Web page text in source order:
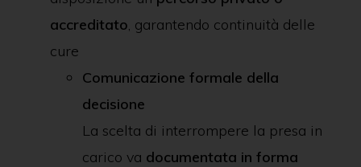
accreditato, garantendo continuità delle
cure
Comunicazione formale della
decisione
La scelta di interrompere la presa in
carico va documentata in forma